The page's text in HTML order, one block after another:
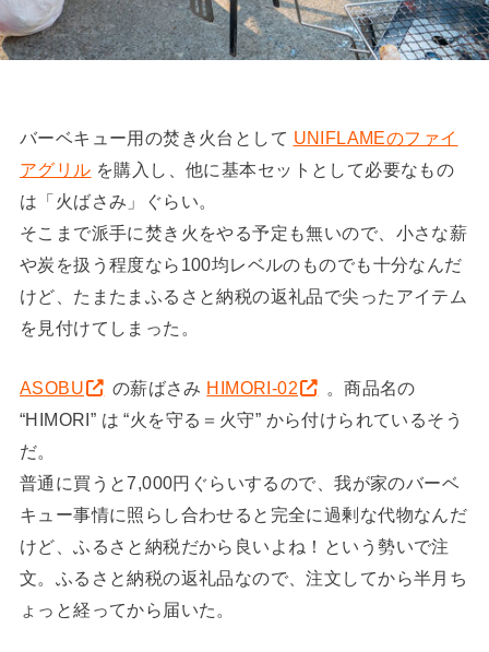
バーベキュー用の焚き火台として UNIFLAMEのファイ
アグリル を購入し、他に基本セットとして必要なもの
は「火ばさみ」ぐらい。
そこまで派手に焚き火をやる予定も無いので、小さな薪
や炭を扱う程度なら100均レベルのものでも十分なんだ
けど、たまたまふるさと納税の返礼品で尖ったアイテム
を見付けてしまった。
ASOBU の薪ばさみ HIMORI-02
。商品名の
“HIMORI” は “火を守る＝火守” から付けられているそう
だ。
普通に買うと7,000円ぐらいするので、我が家のバーベ
キュー事情に照らし合わせると完全に過剰な代物なんだ
けど、ふるさと納税だから良いよね！という勢いで注
文。ふるさと納税の返礼品なので、注文してから半月ち
ょっと経ってから届いた。